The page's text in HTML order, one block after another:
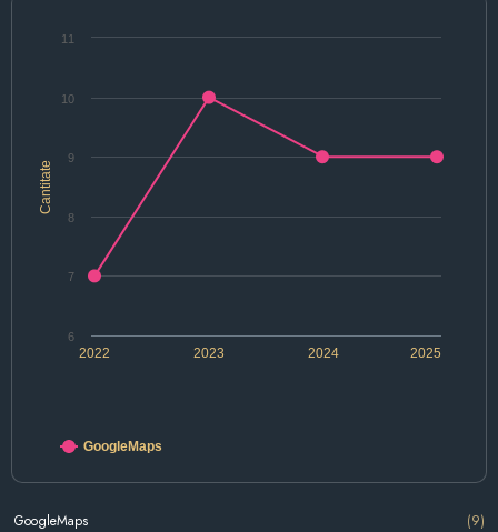
Cantitate
2022 2024
2023 2025
6
7
8
9
10
11
GoogleMaps
GoogleMaps (9)